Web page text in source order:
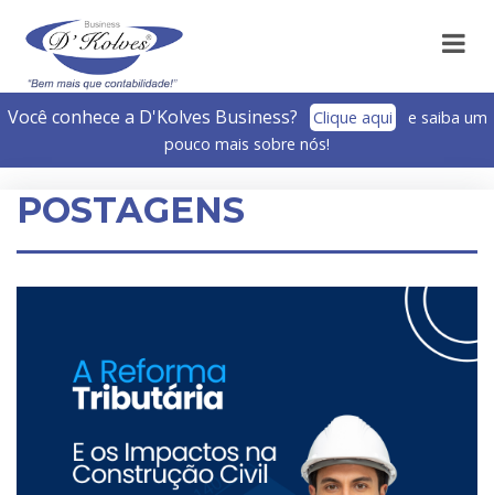
Você conhece a D'Kolves Business?­ Clique aqui
e saiba um
pouco mais sobre nós!
POSTAGENS